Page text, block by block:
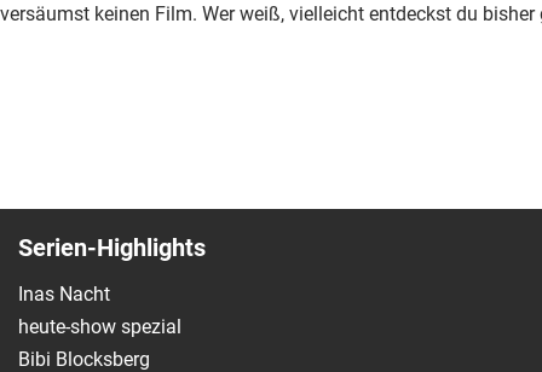
versäumst keinen Film. Wer weiß, vielleicht entdeckst du
Serien-Highlights
Inas Nacht
heute-show spezial
Bibi Blocksberg